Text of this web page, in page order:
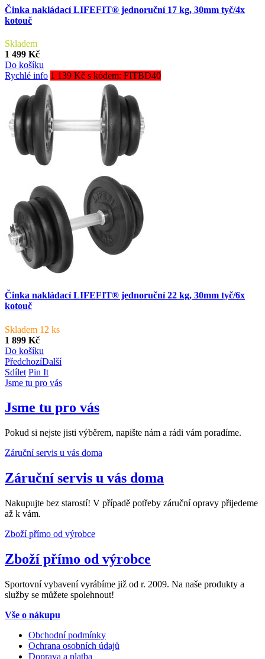
Činka nakládací LIFEFIT® jednoruční 17 kg, 30mm tyč/4x
kotouč
Skladem
1 499 Kč
Do košíku
Rychlé info 1 139 Kč s kódem: FITBD40
Činka nakládací LIFEFIT® jednoruční 22 kg, 30mm tyč/6x
kotouč
Skladem 12 ks
1 899 Kč
Do košíku
PředchozíDalší
Sdílet Pin It
Jsme tu pro vás
Jsme tu pro vás
Pokud si nejste jisti výběrem, napište nám a rádi vám poradíme.
Záruční servis u vás doma
Záruční servis u vás doma
Nakupujte bez starostí! V případě potřeby záruční opravy přijedeme
až k vám.
Zboží přímo od výrobce
Zboží přímo od výrobce
Sportovní vybavení vyrábíme již od r. 2009. Na naše produkty a
služby se můžete spolehnout!
Vše o nákupu
Obchodní podmínky
Ochrana osobních údajů
Doprava a platba